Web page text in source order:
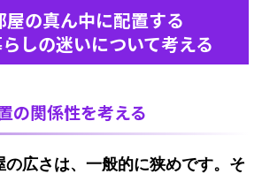
の真ん中に配置する
しの迷いについて考える
の関係性を考える
広さは、一般的に狭めです。そ